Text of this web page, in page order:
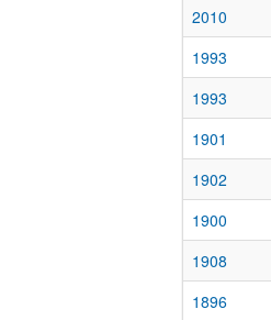
2010
1993
1993
1901
1902
1900
1908
1896